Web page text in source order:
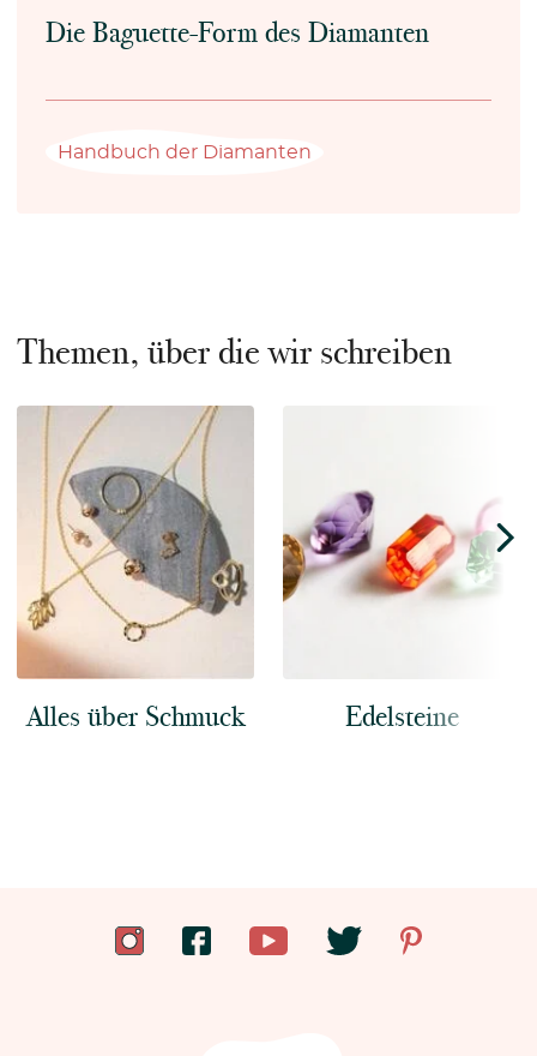
Die Baguette-Form des Diamanten
Handbuch der Diamanten
Themen, über die wir schreiben
Alles über Schmuck Edelsteine